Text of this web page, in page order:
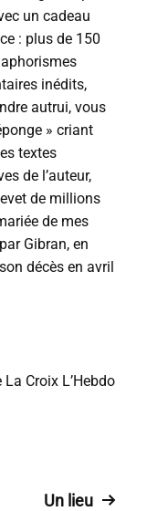
un cadeau
: plus de 150
inédits,
autrui, vous
» criant
textes
de l’auteur,
de millions
de mes
Gibran, en
décès en avril
Croix L’Hebdo
Un lieu